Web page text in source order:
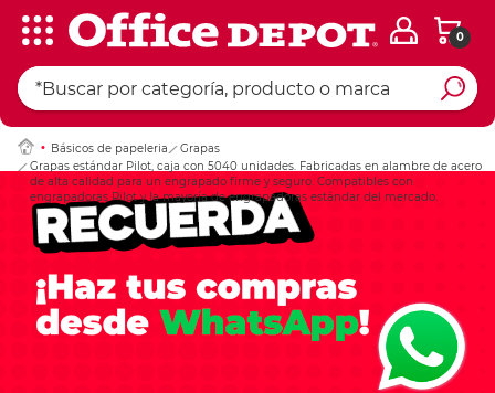
0
Básicos de papeleria
Grapas
Grapas estándar Pilot, caja con 5040 unidades. Fabricadas en alambre de acero
de alta calidad para un engrapado firme y seguro. Compatibles con
engrapadoras Pilot y la mayoría de engrapadoras estándar del mercado.
Ingresar Codigo